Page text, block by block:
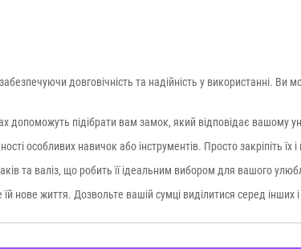
довговічність та надійність у використанні.
допоможуть підібрати вам замок, який відповідає вашому
особливих навичок або інструментів. Просто закріпіть
та валіз, що робить її ідеальним вибором для вашого
нове життя. Дозвольте вашій сумці виділитися серед